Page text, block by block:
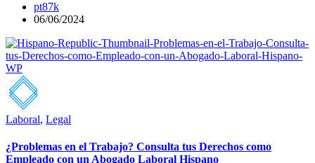
pt87k
06/06/2024
Laboral, Legal
¿Problemas en el Trabajo? Consulta tus Derechos como
Empleado con un Abogado Laboral Hispano